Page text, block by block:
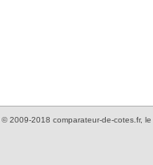
© 2009-2018 comparateur-de-cotes.fr, le